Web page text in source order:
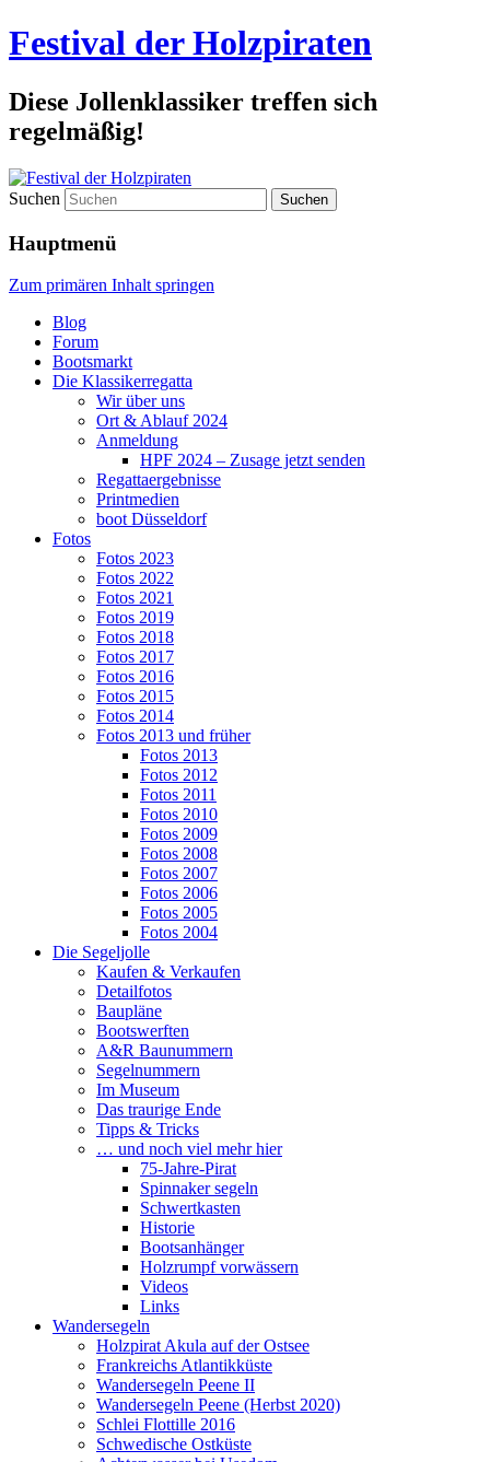
Festival der Holzpiraten
Diese Jollenklassiker treffen sich
regelmäßig!
Suchen
Hauptmenü
Zum primären Inhalt springen
Blog
Forum
Bootsmarkt
Die Klassikerregatta
Wir über uns
Ort & Ablauf 2024
Anmeldung
HPF 2024 – Zusage jetzt senden
Regattaergebnisse
Printmedien
boot Düsseldorf
Fotos
Fotos 2023
Fotos 2022
Fotos 2021
Fotos 2019
Fotos 2018
Fotos 2017
Fotos 2016
Fotos 2015
Fotos 2014
Fotos 2013 und früher
Fotos 2013
Fotos 2012
Fotos 2011
Fotos 2010
Fotos 2009
Fotos 2008
Fotos 2007
Fotos 2006
Fotos 2005
Fotos 2004
Die Segeljolle
Kaufen & Verkaufen
Detailfotos
Baupläne
Bootswerften
A&R Baunummern
Segelnummern
Im Museum
Das traurige Ende
Tipps & Tricks
… und noch viel mehr hier
75-Jahre-Pirat
Spinnaker segeln
Schwertkasten
Historie
Bootsanhänger
Holzrumpf vorwässern
Videos
Links
Wandersegeln
Holzpirat Akula auf der Ostsee
Frankreichs Atlantikküste
Wandersegeln Peene II
Wandersegeln Peene (Herbst 2020)
Schlei Flottille 2016
Schwedische Ostküste